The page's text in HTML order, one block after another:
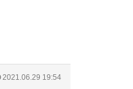
2021.06.29 19:54